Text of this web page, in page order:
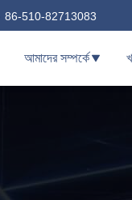
86-510-82713083
আমাদের সম্পর্কে